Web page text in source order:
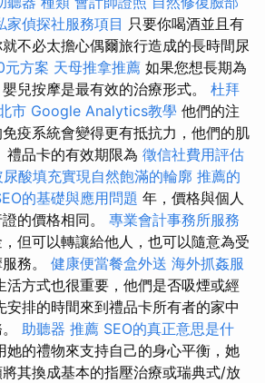
家偵探社服務項目 只要你喝酒並且有
不必太擔心偶爾旅行造成的長時間尿
元方案 天母推拿推薦 如果您想長期為
兒按摩是最有效的治療形式。 杜拜
市 Google Analytics教學 他們的注
疫系統會變得更有抵抗力，他們的肌
禮品卡的有效期限為 徵信社費用評估
尿酸填充實現自然飽滿的輪廓 推薦的
的基礎與應用問題 年，價格與個人
的價格相同。 專業會計事務所服務
但可以轉讓給他人，也可以隨意為受
務。 健康便當餐盒外送 海外抓姦服
活方式也很重要，他們是否吸煙或經
安排的時間來到禮品卡所有者的家中
助聽器 推薦 SEO的真正意思是什
她的禮物來支持自己的身心平衡，她
其換成基本的指壓治療或瑞典式/放